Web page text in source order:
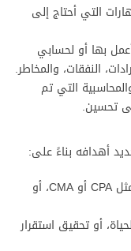
التي أحتاج إلى
بها أو لحسابي
النفقات، والمخاطر.
التي تم
تحسين.
أهدافه بناءً على:
أهداف مهنية: الحصول على شهادة مهنية مثل CPA أو CMA، أو
أو تحقيق استقرار